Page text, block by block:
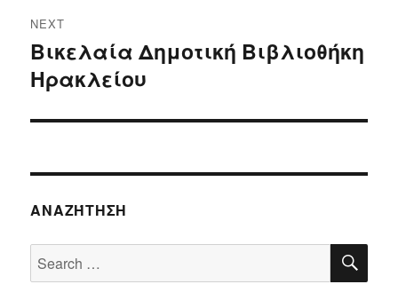
NEXT
Next
post:
Βικελαία Δημοτική Βιβλιοθήκη
Ηρακλείου
ΑΝΑΖΉΤΗΣΗ
Search
for: